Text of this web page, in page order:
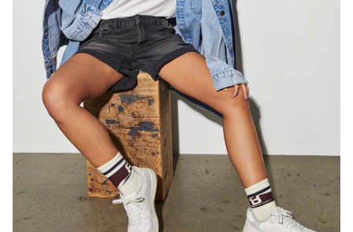
propos
France